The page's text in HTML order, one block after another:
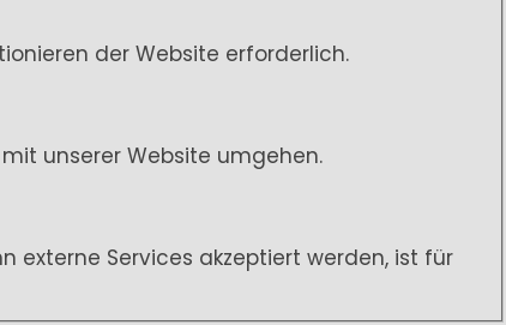
der Website erforderlich.
unserer Website umgehen.
Services akzeptiert werden, ist für